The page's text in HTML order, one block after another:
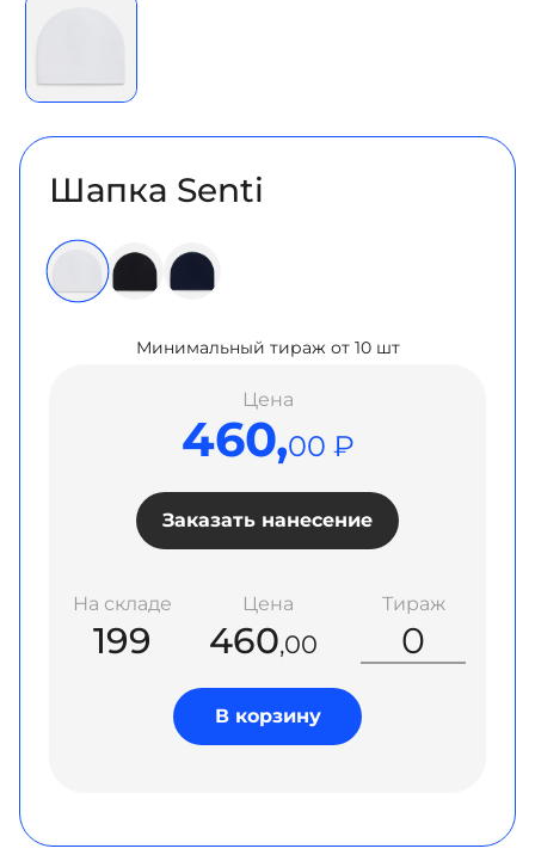
Шапка Senti
Минимальный тираж от 10 шт
Цена
460,00 ₽
Заказать нанесение
На складе Цена Тираж
199 460,00
В корзину